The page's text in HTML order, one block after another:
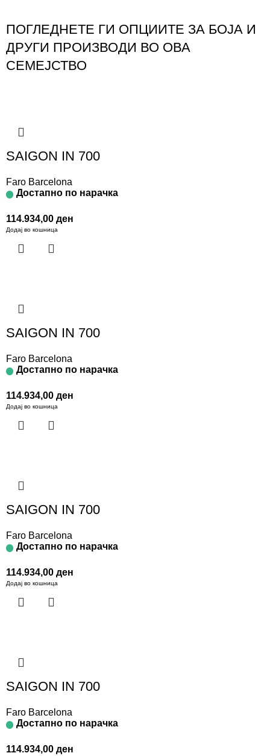
ПОГЛЕДНЕТЕ ГИ ОПЦИИТЕ ЗА БОЈА И
ДРУГИ ПРОИЗВОДИ ВО ОВА
СЕМЕЈСТВО
SAIGON IN 700
Faro Barcelona
Достапно по нарачка
114.934,00 ден
Додај во кошница
SAIGON IN 700
Faro Barcelona
Достапно по нарачка
114.934,00 ден
Додај во кошница
SAIGON IN 700
Faro Barcelona
Достапно по нарачка
114.934,00 ден
Додај во кошница
SAIGON IN 700
Faro Barcelona
Достапно по нарачка
114.934,00 ден